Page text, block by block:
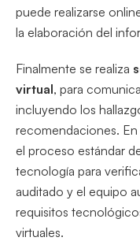
puede realizarse
la elaboración del
Finalmente se realiza
virtual, para
incluyendo los
recomendaciones. En
el proceso estándar
tecnología para
auditado y el equipo
requisitos
virtuales.